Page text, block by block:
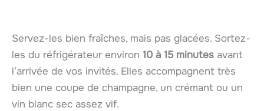
Servez-les bien fraîches, mais pas glacées. Sortez-
les du réfrigérateur environ 10 à 15 minutes avant
l’arrivée de vos invités. Elles accompagnent très
bien une coupe de champagne, un crémant ou un
vin blanc sec assez vif.